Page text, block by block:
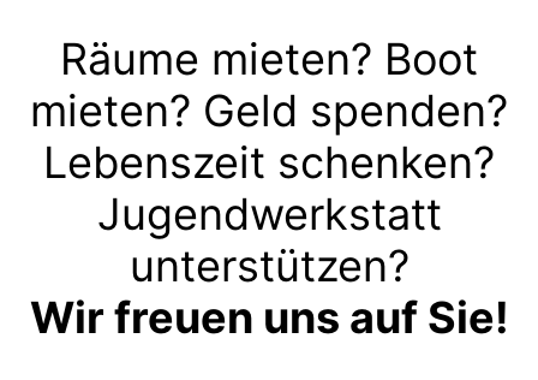
Räume mieten? Boot
mieten? Geld spenden?
Lebenszeit schenken?
Jugendwerkstatt
unterstützen?
Wir freuen uns auf Sie!